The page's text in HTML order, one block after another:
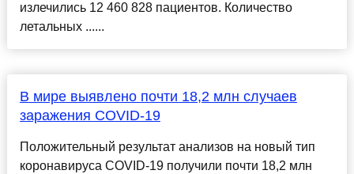
излечились 12 460 828 пациентов. Количество
летальных ......
В мире выявлено почти 18,2 млн случаев
заражения COVID-19
Положительный результат анализов на новый тип
коронавируса COVID-19 получили почти 18,2 млн